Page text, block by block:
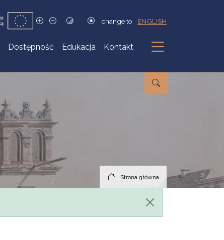
change to ENGLISH
Dostępność Edukacja Kontakt
Podmenu
Strona główna